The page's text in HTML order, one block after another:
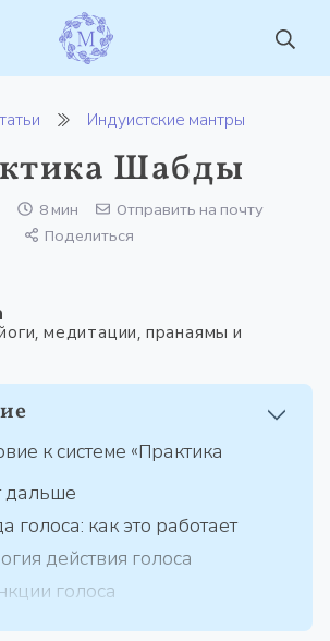
Индуистские мантры
Шабды
8 мин
Отправить на почту
Поделиться
медитации, пранаямы и
к системе «Практика
дальше
голоса: как это работает
действия голоса
голоса